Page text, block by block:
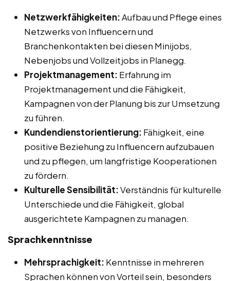
Netzwerkfähigkeiten:Aufbau und Pflege eines
Netzwerks von Influencern und
Branchenkontakten bei diesen Minijobs,
Nebenjobs und Vollzeitjobs in Planegg.
Projektmanagement: Erfahrung im
Projektmanagement und die Fähigkeit,
Kampagnen von der Planung bis zur Umsetzung
zu führen.
Kundendienstorientierung: Fähigkeit, eine
positive Beziehung zu Influencern aufzubauen
und zu pflegen, um langfristige Kooperationen
zu fördern.
Kulturelle Sensibilität:Verständnis für kulturelle
Unterschiede und die Fähigkeit, global
ausgerichtete Kampagnen zu managen.
Sprachkenntnisse
Mehrsprachigkeit: Kenntnisse in mehreren
Sprachen können von Vorteil sein, besonders